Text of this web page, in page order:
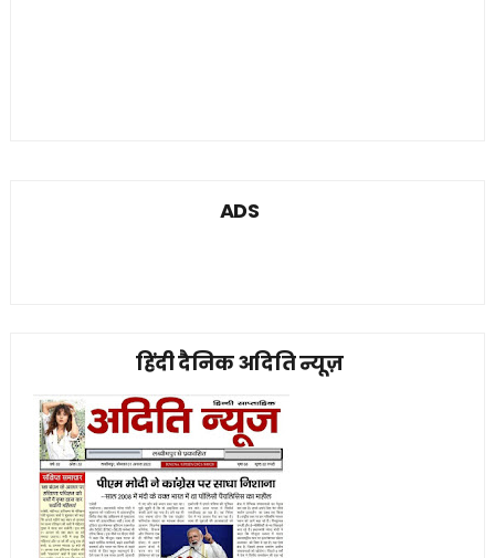
ADS
हिंदी दैनिक अदिति न्यूज़